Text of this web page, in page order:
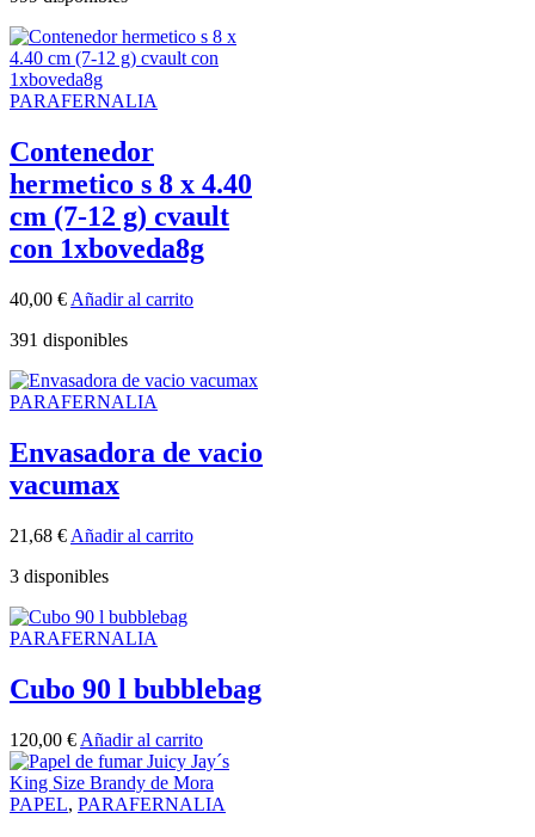
PARAFERNALIA
Contenedor
hermetico s 8 x 4.40
cm (7-12 g) cvault
con 1xboveda8g
40,00 € Añadir al carrito
391 disponibles
PARAFERNALIA
Envasadora de vacio
vacumax
21,68 € Añadir al carrito
3 disponibles
PARAFERNALIA
Cubo 90 l bubblebag
120,00 € Añadir al carrito
PAPEL, PARAFERNALIA